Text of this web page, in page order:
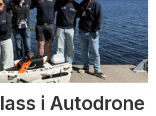
i Autodrone